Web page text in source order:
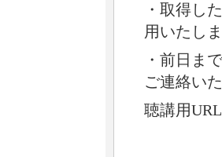
・取得し
用いたし
・前日ま
ご連絡い
聴講用